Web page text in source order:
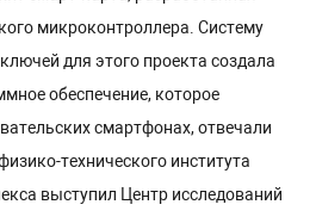
микроконтроллера. Систему
для этого проекта создала
обеспечение, которое
смартфонах, отвечали
технического института
выступил Центр исследований